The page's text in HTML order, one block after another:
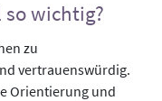
so wichtig?
zu
vertrauenswürdig.
Orientierung und